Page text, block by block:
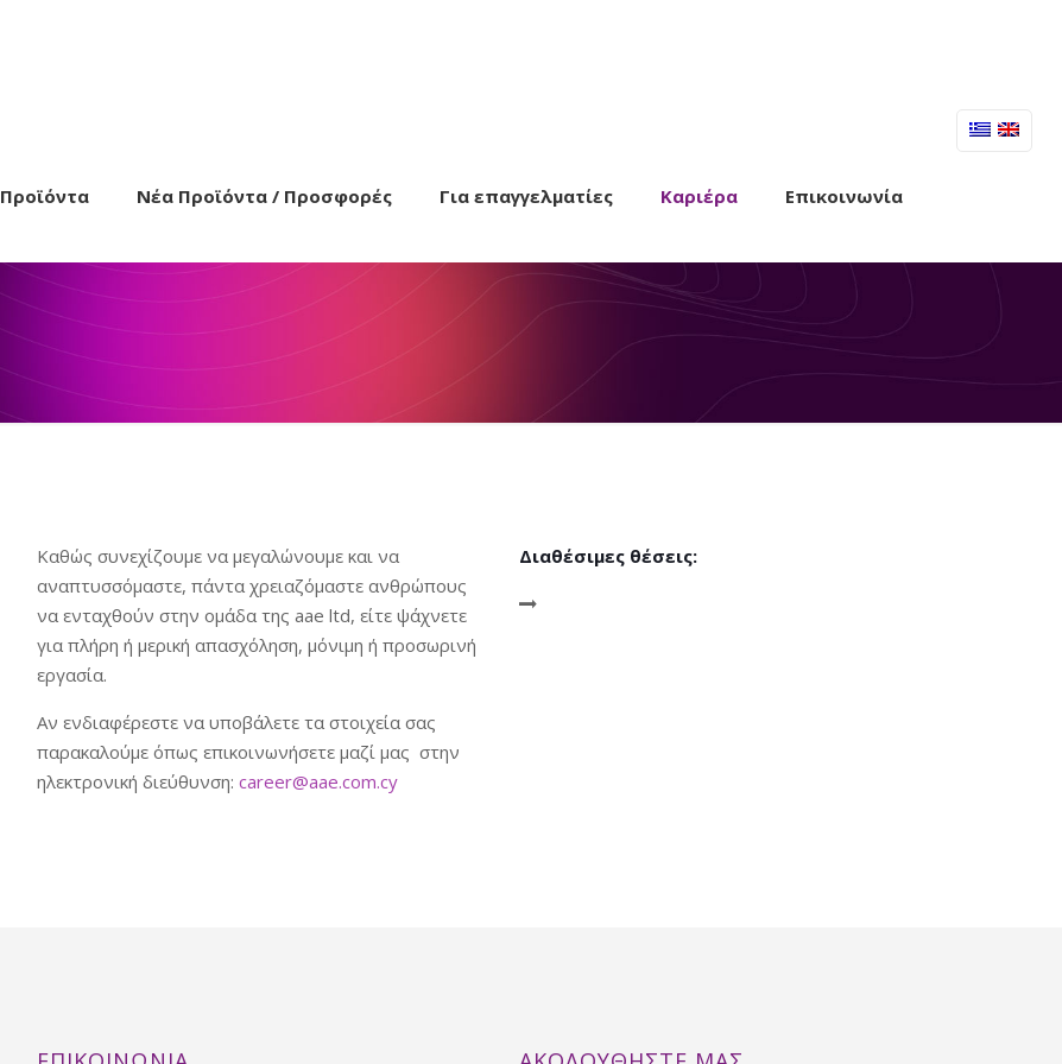
Προϊόντα Νέα Προϊόντα / Προσφορές Για επαγγελματίες Καριέρα Επικοινωνία
Καθώς συνεχίζουμε να μεγαλώνουμε και να
αναπτυσσόμαστε, πάντα χρειαζόμαστε ανθρώπους
να ενταχθούν στην ομάδα της aae ltd, είτε ψάχνετε
για πλήρη ή μερική απασχόληση, μόνιμη ή προσωρινή
εργασία.
Αν ενδιαφέρεστε να υποβάλετε τα στοιχεία σας
παρακαλούμε όπως επικοινωνήσετε μαζί μας στην
ηλεκτρονική διεύθυνση: career@aae.com.cy
Διαθέσιμες θέσεις: